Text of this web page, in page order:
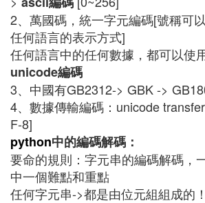
2、萬國碼，統一字元編碼[號稱可
任何語言的表示方式]
任何語言中的任何數據，都可以使
unicode編碼
3、中國有GB2312-> GBK ->
4、數據傳輸編碼：unicode
F-8]
python中的編碼解碼：
要命的規則：字元串的編碼解碼，
中一個難點和重點
任何字元串->都是由位元組組成的！